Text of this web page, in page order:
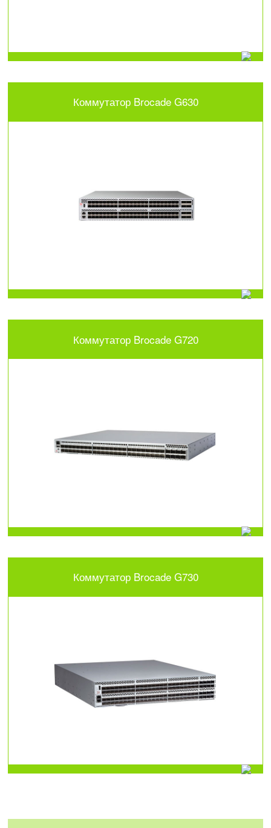
Коммутатор Brocade G630
Коммутатор Brocade G720
Коммутатор Brocade G730